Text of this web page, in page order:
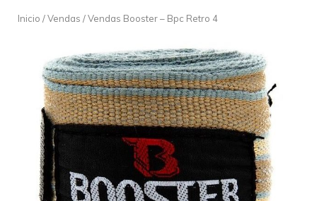
Inicio /Vendas / Vendas Booster – Bpc Retro 4